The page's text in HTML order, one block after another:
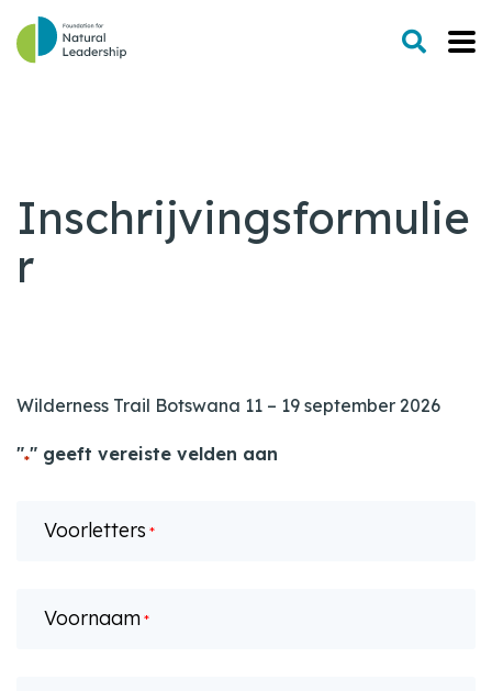
Inschrijvingsformulie
r
Wilderness Trail Botswana 11 – 19 september 2026
"*" geeft vereiste velden aan
Voorletters *
Voornaam *